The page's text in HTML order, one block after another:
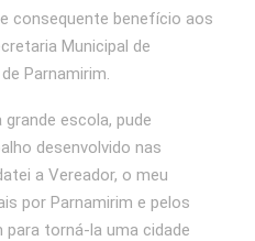
consequente benefício aos
Municipal de
Parnamirim.
grande escola, pude
desenvolvido nas
a Vereador, o meu
por Parnamirim e pelos
torná-la uma cidade